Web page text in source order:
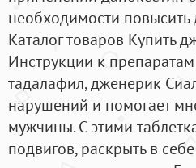
необходимости
Каталог товаров Купить
Инструкции к
тадалафил, дженерик
нарушений и помогает
мужчины. С этими
подвигов, раскрыть в